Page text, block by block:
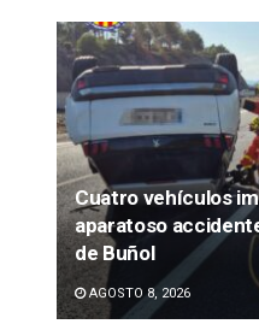
Cuatro vehículos
aparatoso
de Buñol
AGOSTO 8, 2026